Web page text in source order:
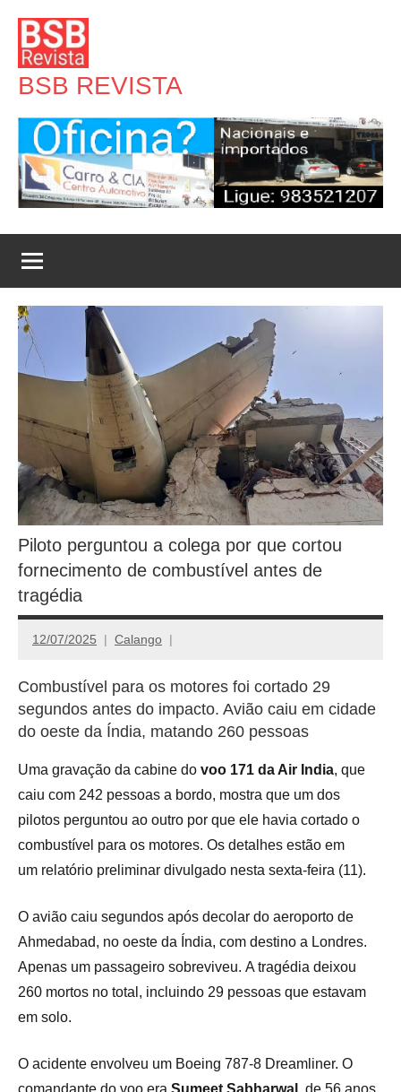
para
conteúdo
BSB REVISTA
Piloto perguntou a colega por que cortou
fornecimento de combustível antes de
tragédia
12/07/2025 Calango
Combustível para os motores foi cortado 29
segundos antes do impacto. Avião caiu em cidade
do oeste da Índia, matando 260 pessoas
Uma gravação da cabine do voo 171 da Air India, que
caiu com 242 pessoas a bordo, mostra que um dos
pilotos perguntou ao outro por que ele havia cortado o
combustível para os motores. Os detalhes estão em
um relatório preliminar divulgado nesta sexta-feira (11).
O avião caiu segundos após decolar do aeroporto de
Ahmedabad, no oeste da Índia, com destino a Londres.
Apenas um passageiro sobreviveu. A tragédia deixou
260 mortos no total, incluindo 29 pessoas que estavam
em solo.
O acidente envolveu um Boeing 787-8 Dreamliner. O